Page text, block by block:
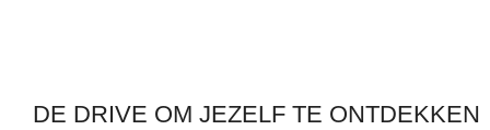
DE DRIVE OM JEZELF TE ONTDEKKEN